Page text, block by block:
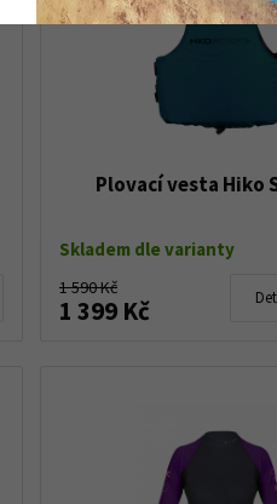
Plovací vesta Hiko
Skladem dle varianty
1 590 Kč
1 399 Kč